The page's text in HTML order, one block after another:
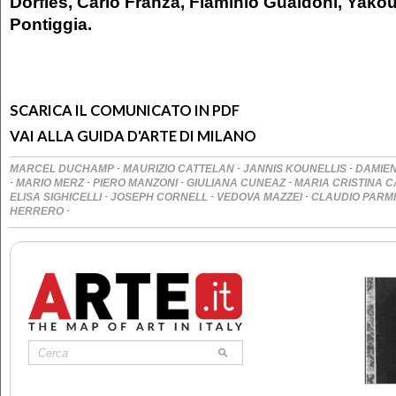
Pontiggia.
SCARICA IL COMUNICATO IN PDF
VAI ALLA GUIDA D'ARTE DI MILANO
MARCEL DUCHAMP · MAURIZIO CATTELAN · JANNIS KOUNELLIS ·
· MARIO MERZ · PIERO MANZONI · GIULIANA CUNEAZ · MARIA CRISTINA
ELISA SIGHICELLI · JOSEPH CORNELL · VEDOVA MAZZEI · CLAUDIO
HERRERO ·